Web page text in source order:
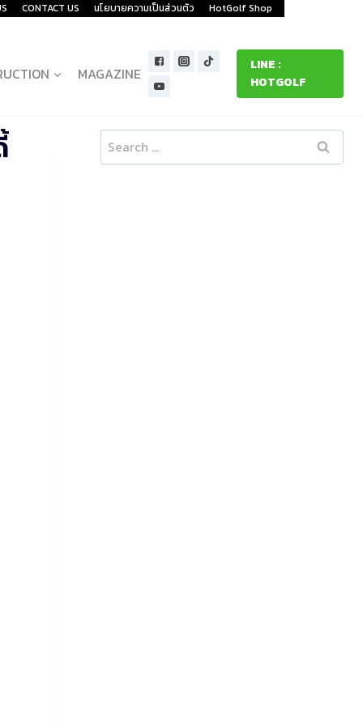
CONTACT US นโยบายความเป็นส่วนตัว HotGolf Shop
MAGAZINE
LINE :
HOTGOLF
Search
for: